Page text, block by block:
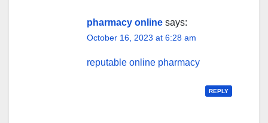
pharmacy online says:
October 16, 2023 at 6:28 am
reputable online pharmacy
REPLY